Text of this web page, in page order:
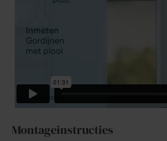
Montageinstructies